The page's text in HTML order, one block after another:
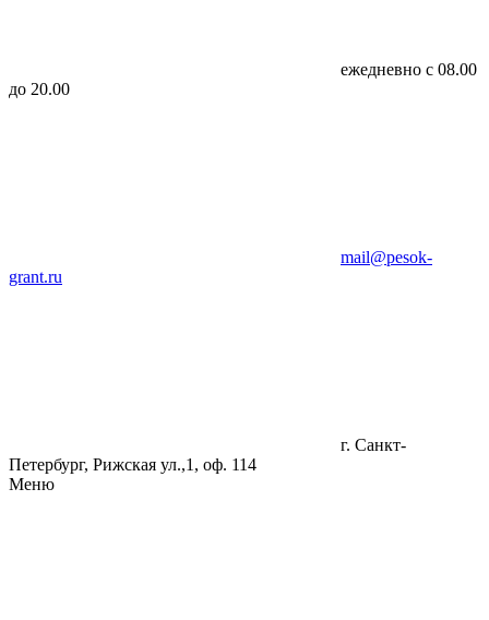
ежедневно с 08.00
до 20.00
mail@pesok-
grant.ru
г. Санкт-
Петербург, Рижская ул.,1, оф. 114
Меню